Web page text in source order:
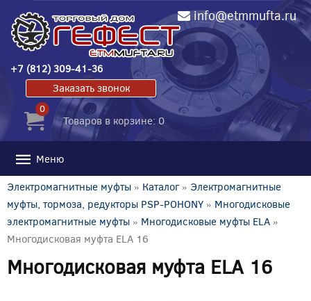
info@etmmufta.ru
+7 (812) 309-41-36
Заказать звонок
0
Товаров в корзине: 0
Меню
Электромагнитные муфты » Каталог» Электромагнитные
муфты, тормоза, редукторы PSP-POHONY » Многодисковые
электромагнитные муфты » Многодисковые муфты ELA »
Многодисковая муфта ELA 16
Многодисковая муфта ELA 16